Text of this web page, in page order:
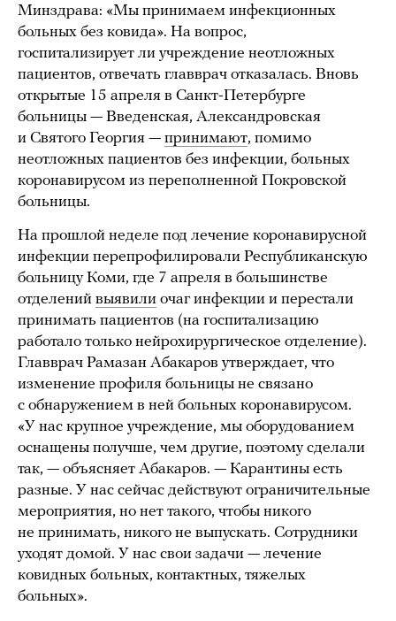
Минздрава: «Мы принимаем инфекционных
больных без ковида». На вопрос,
госпитализирует ли учреждение неотложных
пациентов, отвечать главврач отказалась. Вновь
открытые 15 апреля в Санкт-Петербурге
больницы — Введенская, Александровская
и Святого Георгия — принимают, помимо
неотложных пациентов без инфекции, больных
коронавирусом из переполненной Покровской
больницы.
На прошлой неделе под лечение коронавирусной
инфекции перепрофилировали Республиканскую
больницу Коми, где 7 апреля в большинстве
отделений выявили очаг инфекции и перестали
принимать пациентов (на госпитализацию
работало только нейрохирургическое отделение).
Главврач Рамазан Абакаров утверждает, что
изменение профиля больницы не связано
с обнаружением в ней больных коронавирусом.
«У нас крупное учреждение, мы оборудованием
оснащены получше, чем другие, поэтому сделали
так, — объясняет Абакаров. — Карантины есть
разные. У нас сейчас действуют ограничительные
мероприятия, но нет такого, чтобы никого
не принимать, никого не выпускать. Сотрудники
уходят домой. У нас свои задачи — лечение
ковидных больных, контактных, тяжелых
больных».